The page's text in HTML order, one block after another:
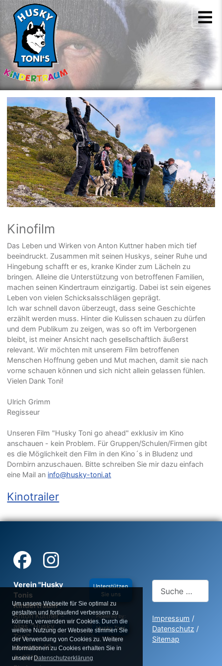
Um unsere Webseite für Sie optimal zu
gestalten und fortlaufend verbessern zu
können, verwenden wir Cookies. Durch die
weitere Nutzung der Webseite stimmen Sie
der Verwendung von Cookies zu. Weitere
Informationen zu Cookies erhalten Sie in
unserer Datenschutzerklärung
Kinofilm
Das Leben und Wirken von Anton Kuttner haben mich tief
beeindruckt. Zusammen mit seinen Huskys, seiner Ruhe und
Hingebung schafft er es, kranke Kinder zum Lächeln zu
bringen. Alleine die Unterstützung von betroffenen Familien,
machen seinen Kindertraum einzigartig. Dabei ist sein eigenes
Leben von vielen Schicksalsschlägen geprägt.
Ich war schnell davon überzeugt, dass seine Geschichte
erzählt werden muss. Hinter die Kulissen schauen zu dürfen
und dem Publikum zu zeigen, was so oft im Verborgenen
bleibt, ist meiner Ansicht nach gesellschaftlich äußerst
relevant. Wir möchten mit unserem Film betroffenen
Menschen Hoffnung geben und Mut machen, damit sie nach
vorne schauen können und sich nicht allein gelassen fühlen.
Vielen Dank Toni!
Ulrich Grimm
Regisseur
Unseren Film "Husky Toni go ahead" exklusiv im Kino
anschauen - kein Problem. Für Gruppen/Schulen/Firmen gibt
es die Möglichkeit den Film in den Kino´s in Bludenz und
Dornbirn anzuschauen. Bitte schreiben Sie mir dazu einfach
eine Mail an info@husky-toni.at
Kinotrailer
Verein "Husky
Tonis
Kindertraum"
Anton Kuttner -
alias "Husky
Toni"
Quadres 19
A-6719
Unterstützen
Sie uns
Powered by:
Husky Toni
Suchen
Impressum /
Datenschutz /
Sitemap